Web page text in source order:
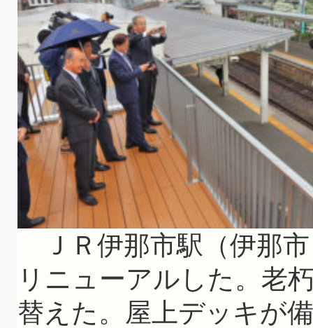
ＪＲ伊那市駅（伊那
リニューアルした。老
替えた。屋上デッキが